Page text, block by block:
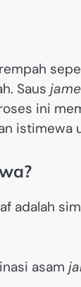
Saus
ini
istimewa
adalah
asam